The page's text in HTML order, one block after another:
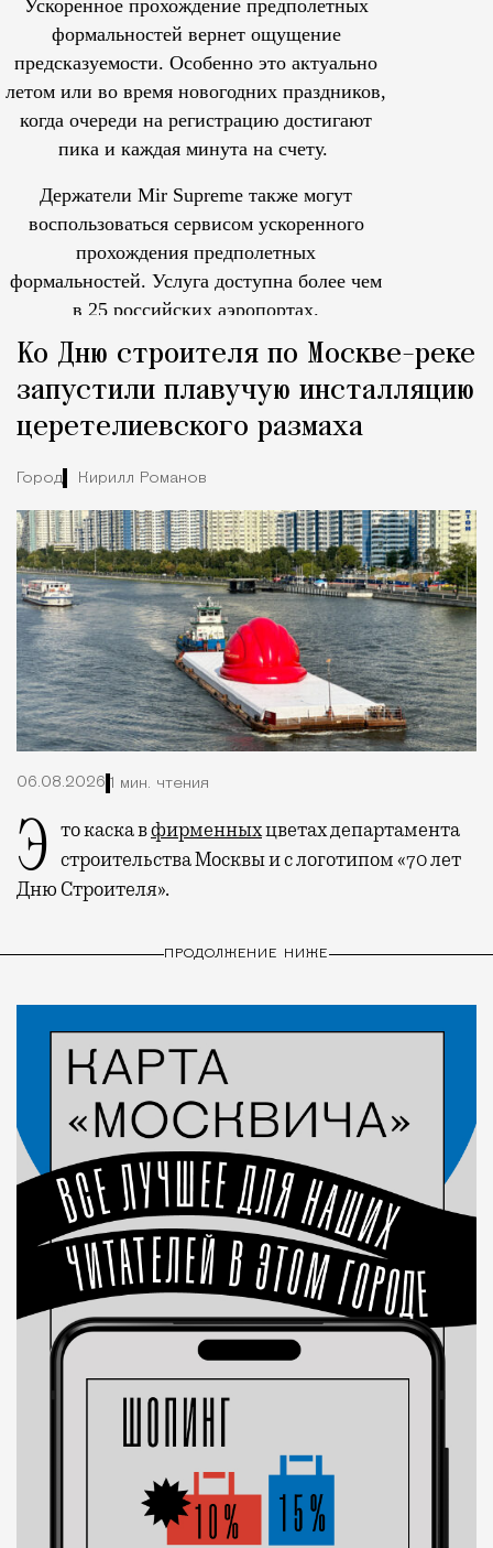
Ускоренное прохождение предполетных
формальностей вернет ощущение
предсказуемости. Особенно это актуально
летом или во время новогодних праздников,
когда очереди на регистрацию достигают
пика и каждая минута на счету.
Держатели Mir Supreme также могут
воспользоваться сервисом ускоренного
прохождения предполетных
формальностей. Услуга доступна более чем
в 25 российских аэропортах.
Ко Дню строителя по Москве-реке
запустили плавучую инсталляцию
церетелиевского размаха
Город Кирилл Романов
06.08.2026 1 мин. чтения
Это каска вфирменныхцветах департамента
строительства Москвы и с логотипом «70 лет
Дню Строителя».
ПРОДОЛЖЕНИЕ НИЖЕ